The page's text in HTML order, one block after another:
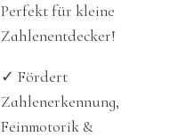
Perfekt für kleine
Zahlenentdecker!
✓ Fördert
Zahlenerkennung,
Feinmotorik &